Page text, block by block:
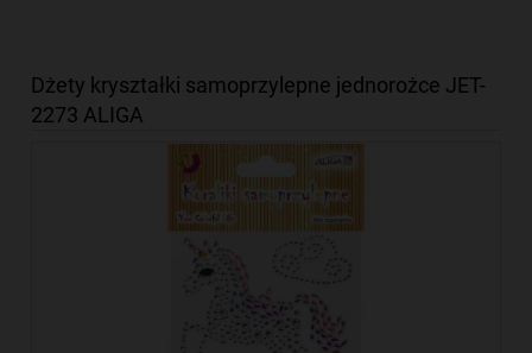
Dżety kryształki samoprzylepne jednorożce JET-
2273 ALIGA